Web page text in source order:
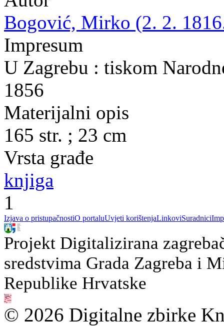
Bogović, Mirko (2. 2.
Impresum
U Zagrebu : tiskom
1856
Materijalni opis
165 str. ; 23 cm
Vrsta građe
knjiga
1
Izjava o pristupačnostiO portaluUvjeti korištenjaLinkoviSuradnici
Projekt Digitalizirana
sredstvima Grada Zagreba i
Republike Hrvatske
© 2026 Digitalne zbirke